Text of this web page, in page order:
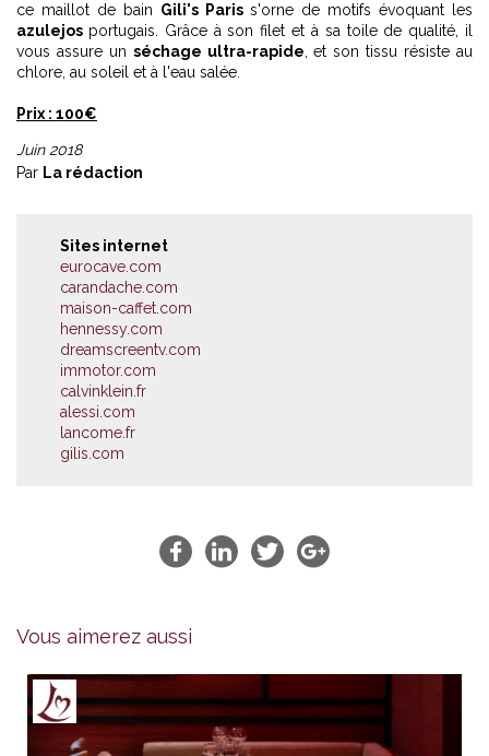
ce maillot de bain Gili's Paris s'orne de motifs évoquant les
azulejos portugais. Grâce à son filet et à sa toile de qualité, il
vous assure un séchage ultra-rapide , et son tissu résiste au
chlore, au soleil et à l'eau salée.
Prix : 100€
Juin 2018
Par La rédaction
Sites internet
eurocave.com
carandache.com
maison-caffet.com
hennessy.com
dreamscreentv.com
immotor.com
calvinklein.fr
alessi.com
lancome.fr
gilis.com
Vous aimerez aussi